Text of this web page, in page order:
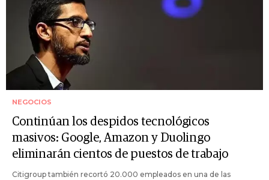
NEGOCIOS
Continúan los despidos tecnológicos
masivos: Google, Amazon y Duolingo
eliminarán cientos de puestos de trabajo
Citigroup también recortó 20.000 empleados en una de las